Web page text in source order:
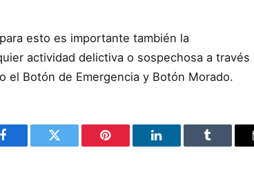
esto es importante también la
actividad delictiva o sospechosa a través
el Botón de Emergencia y Botón Morado.
Facebook Twitter Pinterest LinkedIn Tumblr